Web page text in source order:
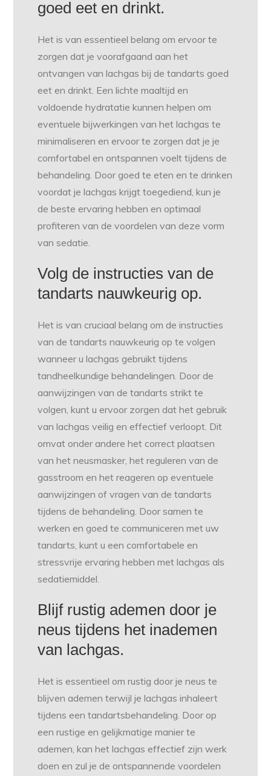
goed eet en drinkt.
Het is van essentieel belang om ervoor te
zorgen dat je voorafgaand aan het
ontvangen van lachgas bij de tandarts goed
eet en drinkt. Een lichte maaltijd en
voldoende hydratatie kunnen helpen om
eventuele bijwerkingen van het lachgas te
minimaliseren en ervoor te zorgen dat je je
comfortabel en ontspannen voelt tijdens de
behandeling. Door goed te eten en te drinken
voordat je lachgas krijgt toegediend, kun je
de beste ervaring hebben en optimaal
profiteren van de voordelen van deze vorm
van sedatie.
Volg de instructies van de
tandarts nauwkeurig op.
Het is van cruciaal belang om de instructies
van de tandarts nauwkeurig op te volgen
wanneer u lachgas gebruikt tijdens
tandheelkundige behandelingen. Door de
aanwijzingen van de tandarts strikt te
volgen, kunt u ervoor zorgen dat het gebruik
van lachgas veilig en effectief verloopt. Dit
omvat onder andere het correct plaatsen
van het neusmasker, het reguleren van de
gasstroom en het reageren op eventuele
aanwijzingen of vragen van de tandarts
tijdens de behandeling. Door samen te
werken en goed te communiceren met uw
tandarts, kunt u een comfortabele en
stressvrije ervaring hebben met lachgas als
sedatiemiddel.
Blijf rustig ademen door je
neus tijdens het inademen
van lachgas.
Het is essentieel om rustig door je neus te
blijven ademen terwijl je lachgas inhaleert
tijdens een tandartsbehandeling. Door op
een rustige en gelijkmatige manier te
ademen, kan het lachgas effectief zijn werk
doen en zul je de ontspannende voordelen